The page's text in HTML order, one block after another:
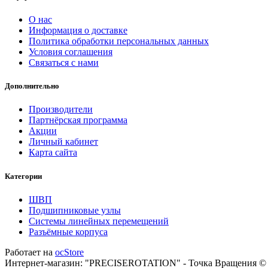
О нас
Информация о доставке
Политика обработки персональных данных
Условия соглашения
Связаться с нами
Дополнительно
Производители
Партнёрская программа
Акции
Личный кабинет
Карта сайта
Категории
ШВП
Подшипниковые узлы
Системы линейных перемещений
Разъёмные корпуса
Работает на ocStore
Интернет-магазин: "PRECISEROTATION" - Точка Вращения ©